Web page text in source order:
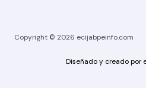
Copyright © 2026 ecijabpeinfo.com
Diseñado y creado por